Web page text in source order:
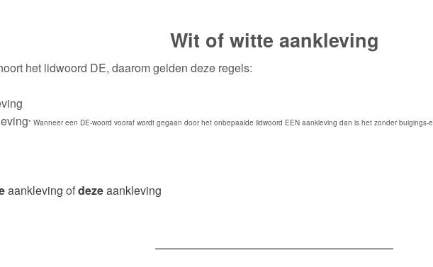
Wit of witte aankleving
het lidwoord DE, daarom gelden deze regels:
* Wanneer een DE-woord vooraf wordt gegaan door het onbepaalde lidwoord EEN aankleving dan is het zonder buigings-e
aankleving ofdezeaankleving